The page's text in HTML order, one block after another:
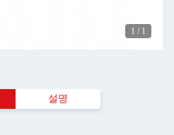
1 / 1
설명